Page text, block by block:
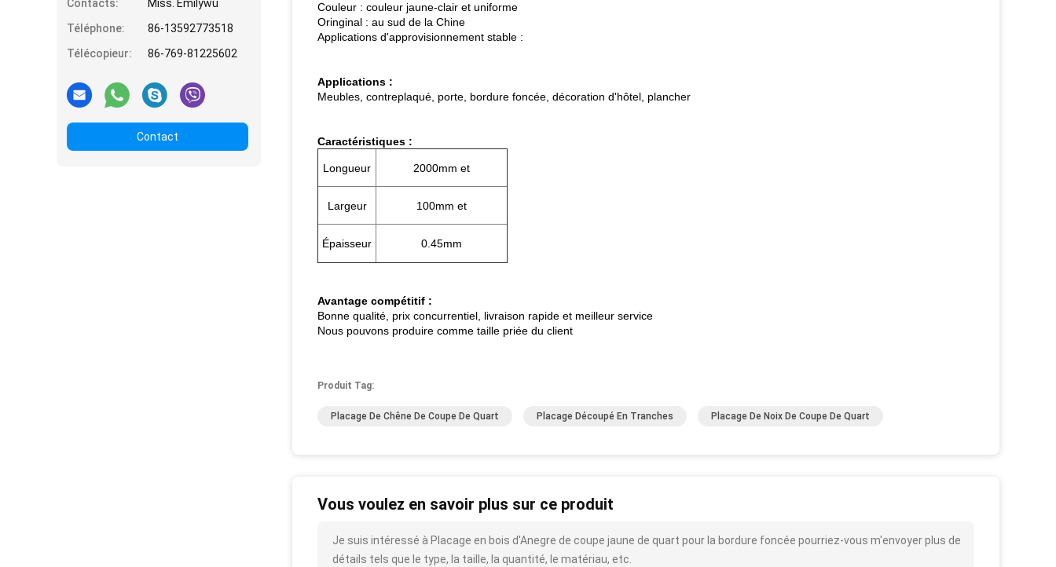
Contacts:
Miss. Emilywu
Téléphone:
86-13592773518
Télécopieur:
86-769-81225602
Contact
Couleur : couleur jaune-clair et uniforme
Oringinal : au sud de la Chine
Applications d'approvisionnement stable :
Applications :
Meubles, contreplaqué, porte, bordure foncée, décoration d'hôtel, plancher
Caractéristiques :
Longueur 2000mm et
Largeur 100mm et
Épaisseur 0.45mm
Avantage compétitif :
Bonne qualité, prix concurrentiel, livraison rapide et meilleur service
Nous pouvons produire comme taille priée du client
Produit Tag:
Placage De Chêne De Coupe De Quart Placage Découpé En Tranches Placage De Noix De Coupe De Quart
Vous voulez en savoir plus sur ce produit
Je suis intéressé à Placage en bois d'Anegre de coupe jaune de quart pour la bordure foncée pourriez-vous m'envoyer plus de
détails tels que le type, la taille, la quantité, le matériau, etc.